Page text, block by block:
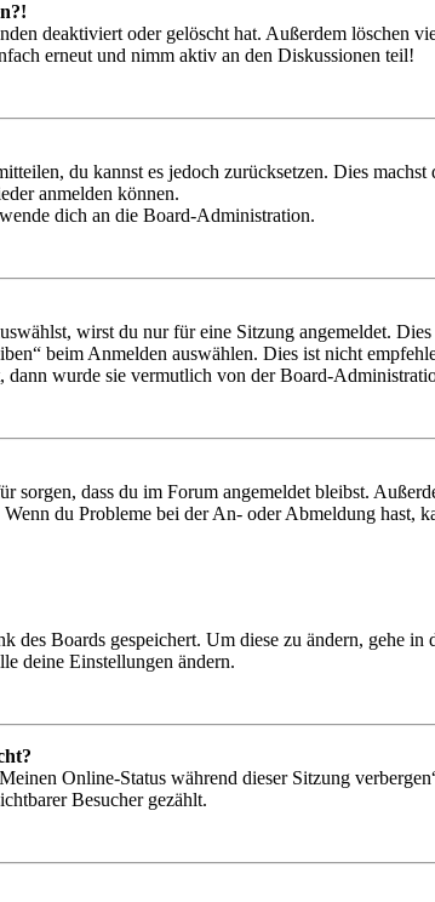
deaktiviert oder gelöscht hat. Außerdem löschen
erneut und nimm aktiv an den Diskussionen teil!
du kannst es jedoch zurücksetzen. Dies
anmelden können.
dich an die Board-Administration.
wirst du nur für eine Sitzung angemeldet.
beim Anmelden auswählen. Dies ist nicht
wurde sie vermutlich von der Board-
dass du im Forum angemeldet bleibst.
du Probleme bei der An- oder Abmeldung hast,
Boards gespeichert. Um diese zu ändern, gehe
deine Einstellungen ändern.
Online-Status während dieser Sitzung
Besucher gezählt.